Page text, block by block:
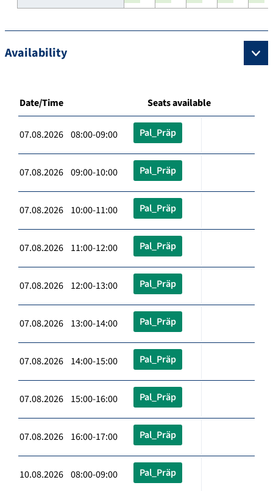
Availability
Date/Time Seats available
07.08.2026 08:00-09:00 Pal_Präp
07.08.2026 09:00-10:00 Pal_Präp
07.08.2026 10:00-11:00 Pal_Präp
07.08.2026 11:00-12:00 Pal_Präp
07.08.2026 12:00-13:00 Pal_Präp
07.08.2026 13:00-14:00 Pal_Präp
07.08.2026 14:00-15:00 Pal_Präp
07.08.2026 15:00-16:00 Pal_Präp
07.08.2026 16:00-17:00 Pal_Präp
10.08.2026 08:00-09:00 Pal_Präp